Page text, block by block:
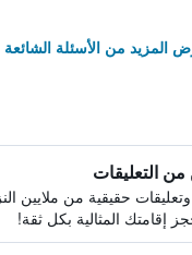
المزيد من الأسئلة الشائعة
من التعليقات
حقيقية من ملايين
إقامتك المثالية بكل ثقة!